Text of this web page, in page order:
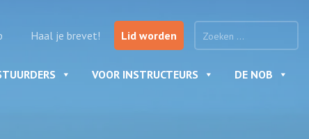
Haal je brevet! Lid worden
VOOR INSTRUCTEURS DE NOB